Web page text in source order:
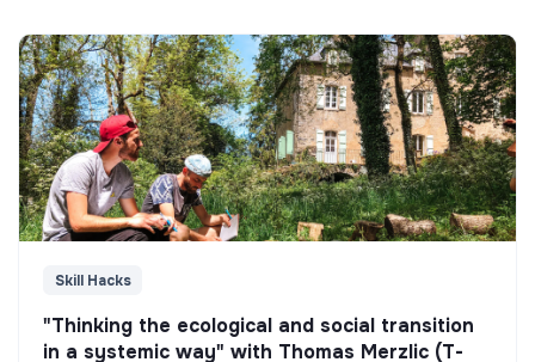
Skill Hacks
"Thinking the ecological and social transition
in a systemic way" with Thomas Merzlic (T-